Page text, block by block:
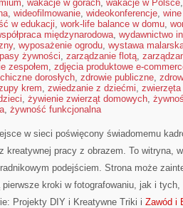
, wakacje w górach, wakacje w Polsce
, wideofilmowanie, wideokonferencje,
w edukacji, work-life balance w domu,
międzynarodowa, wydawnictwo
, wyposażenie ogrodu, wystawa
żywności, zarządzanie flotą,
zespołem, zdjęcia produktowe e-
dorosłych, zdrowie publiczne,
krem, zwiedzanie z dziećmi,
, żywienie zwierząt domowych,
, żywność funkcjonalna
w sieci poświęcony świadomemu
kreatywnej pracy z obrazem. To witryna,
podejściem. Strona może
pierwsze kroki w fotografowaniu, jak i
Projekty DIY i Kreatywne Triki i Zawód i